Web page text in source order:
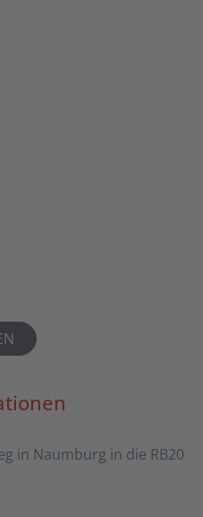
in Naumburg in die RB20